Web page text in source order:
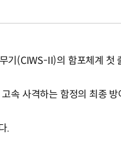
기(CIWS-II)의 함포체계 첫
속 사격하는 함정의 최종
.